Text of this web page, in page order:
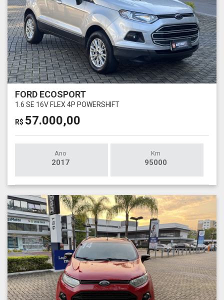
FORD ECOSPORT
1.6 SE 16V FLEX 4P POWERSHIFT
R$ 57.000,00
Ano
2017
Km
95000